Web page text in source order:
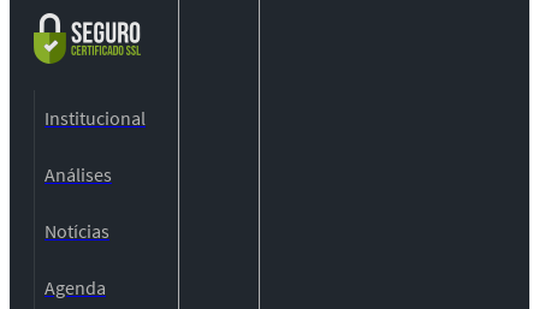
Institucional
Análises
Notícias
Agenda